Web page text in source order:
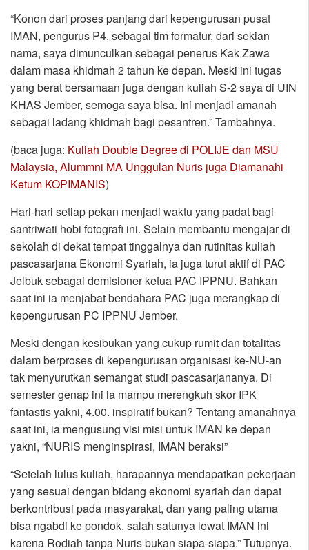
“Konon dari proses panjang dari kepengurusan pusat
IMAN, pengurus P4, sebagai tim formatur, dari sekian
nama, saya dimunculkan sebagai penerus Kak Zawa
dalam masa khidmah 2 tahun ke depan. Meski ini tugas
yang berat bersamaan juga dengan kuliah S-2 saya di UIN
KHAS Jember, semoga saya bisa. Ini menjadi amanah
sebagai ladang khidmah bagi pesantren.” Tambahnya.
(baca juga: Kuliah Double Degree di POLIJE dan MSU
Malaysia, Alummni MA Unggulan Nuris juga Diamanahi
Ketum KOPIMANIS)
Hari-hari setiap pekan menjadi waktu yang padat bagi
santriwati hobi fotografi ini. Selain membantu mengajar di
sekolah di dekat tempat tinggalnya dan rutinitas kuliah
pascasarjana Ekonomi Syariah, ia juga turut aktif di PAC
Jelbuk sebagai demisioner ketua PAC IPPNU. Bahkan
saat ini ia menjabat bendahara PAC juga merangkap di
kepengurusan PC IPPNU Jember.
Meski dengan kesibukan yang cukup rumit dan totalitas
dalam berproses di kepengurusan organisasi ke-NU-an
tak menyurutkan semangat studi pascasarjananya. Di
semester genap ini ia mampu merengkuh skor IPK
fantastis yakni, 4.00. inspiratif bukan? Tentang amanahnya
saat ini, ia mengusung visi misi untuk IMAN ke depan
yakni, “NURIS menginspirasi, IMAN beraksi”
“Setelah lulus kuliah, harapannya mendapatkan pekerjaan
yang sesuai dengan bidang ekonomi syariah dan dapat
berkontribusi pada masyarakat, dan yang paling utama
bisa ngabdi ke pondok, salah satunya lewat IMAN ini
karena Rodiah tanpa Nuris bukan siapa-siapa.” Tutupnya.